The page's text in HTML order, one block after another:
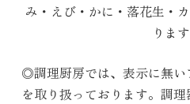
み・えび・かに・落花生・
ります
◎調理厨房では、表示に無
を取り扱っております。調